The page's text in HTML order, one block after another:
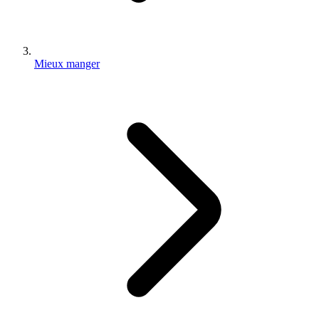
Mieux manger